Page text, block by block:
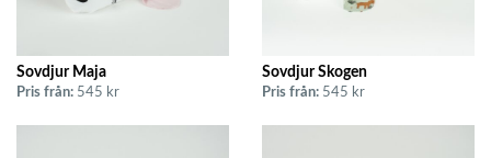
Sovdjur Maja
Pris från: 545 kr
Sovdjur Skogen
Pris från: 545 kr